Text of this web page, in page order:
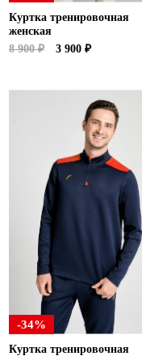
Куртка тренировочная
женская
8 900 ₽
3 900 ₽
-34%
Куртка тренировочная